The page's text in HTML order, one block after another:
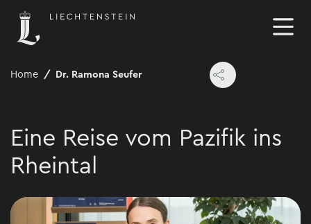
Home Dr. Ramona Seufer
Eine Reise vom Pazifik ins
Rheintal